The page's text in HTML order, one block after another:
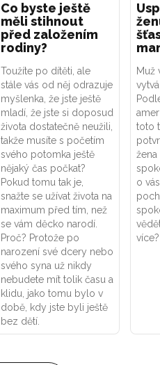
Co byste ještě
měli stihnout
před založením
rodiny?
Toužíte po dítěti, ale
stále vás od něj odrazuje
myšlenka, že jste ještě
mladí, že jste si doposud
života dostatečně neužili,
takže musíte s početím
svého potomka ještě
nějaký čas počkat?
Pokud tomu tak je,
snažte se užívat života na
maximum před tím, než
se vám děcko narodí.
Proč? Protože po
narození své dcery nebo
svého syna už nikdy
nebudete mít tolik času a
klidu, jako tomu bylo v
době, kdy jste byli ještě
bez dětí.
Muž
toto
žena
o